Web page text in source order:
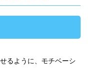
るように、モチベーシ